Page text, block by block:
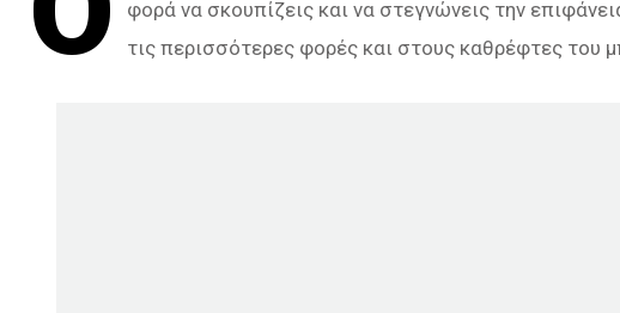
φορά να σκουπίζεις και να στεγνώνεις την
τις περισσότερες φορές και στους καθρέφτες του